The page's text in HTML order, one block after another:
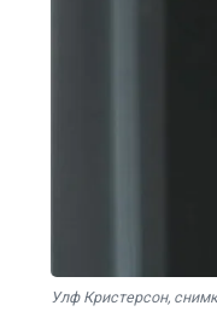
Улф Кристерсон,